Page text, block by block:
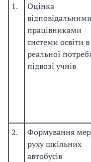
1.
Оцінка
відповідальними
працівниками
системи освіти
реальної
підвозі учнів
2.
Формування
руху шкільних
автобусів